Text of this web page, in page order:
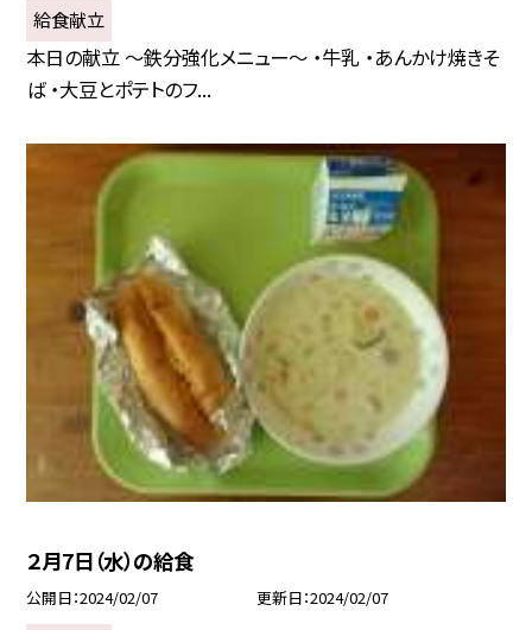
給食献立
本日の献立 〜鉄分強化メニュー〜 ・牛乳 ・あんかけ焼きそ
ば ・大豆とポテトのフ...
２月7日（水）の給食
公開日 2024/02/07 更新日 2024/02/07